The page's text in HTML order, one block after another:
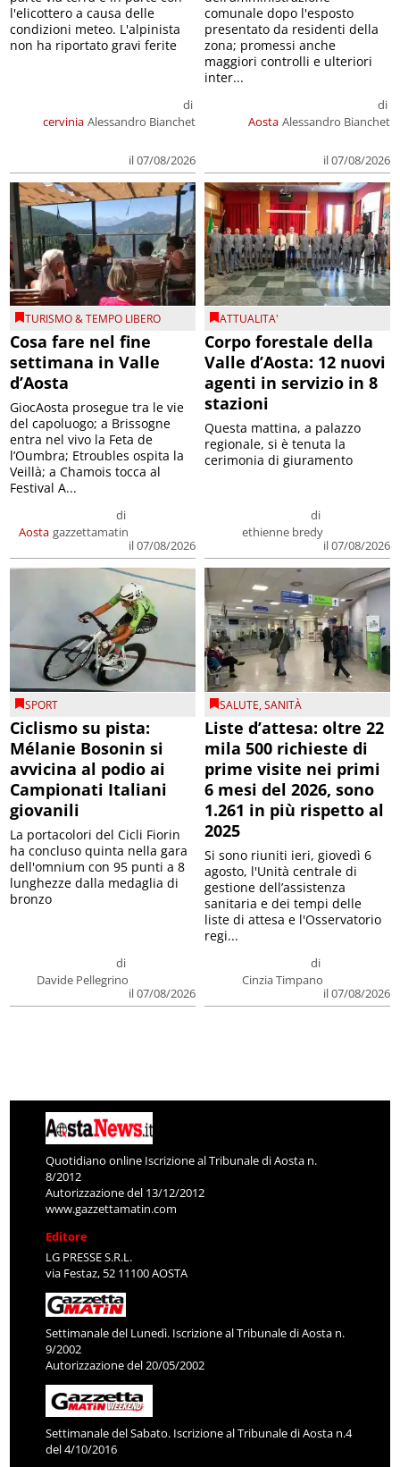
cervinia
di
Alessandro Bianchet
il 07/08/2026
l'elicottero a causa delle
condizioni meteo. L'alpinista
non ha riportato gravi ferite
Aosta
di
Alessandro Bianchet
il 07/08/2026
comunale dopo l'esposto
presentato da residenti della
zona; promessi anche
maggiori controlli e ulteriori
inter...
TURISMO & TEMPO LIBERO
Cosa fare nel fine
settimana in Valle
d’Aosta
Aosta
di
gazzettamatin
il 07/08/2026
GiocAosta prosegue tra le vie
del capoluogo; a Brissogne
entra nel vivo la Feta de
l’Oumbra; Etroubles ospita la
Veillà; a Chamois tocca al
Festival A...
ATTUALITA'
Corpo forestale della
Valle d’Aosta: 12 nuovi
agenti in servizio in 8
stazioni
di
ethienne bredy
il 07/08/2026
Questa mattina, a palazzo
regionale, si è tenuta la
cerimonia di giuramento
SPORT
Ciclismo su pista:
Mélanie Bosonin si
avvicina al podio ai
Campionati Italiani
giovanili
di
Davide Pellegrino
il 07/08/2026
La portacolori del Cicli Fiorin
ha concluso quinta nella gara
dell'omnium con 95 punti a 8
lunghezze dalla medaglia di
bronzo
SALUTE,SANITÀ
Liste d’attesa: oltre 22
mila 500 richieste di
prime visite nei primi
6 mesi del 2026, sono
1.261 in più rispetto al
2025
di
Cinzia Timpano
il 07/08/2026
Si sono riuniti ieri, giovedì 6
agosto, l'Unità centrale di
gestione dell’assistenza
sanitaria e dei tempi delle
liste di attesa e l'Osservatorio
regi...
Quotidiano online Iscrizione al Tribunale di Aosta n.
8/2012
Autorizzazione del 13/12/2012
www.gazzettamatin.com
Editore
LG PRESSE S.R.L.
via Festaz, 52 11100 AOSTA
Settimanale del Lunedì. Iscrizione al Tribunale di Aosta n.
9/2002
Autorizzazione del 20/05/2002
Settimanale del Sabato. Iscrizione al Tribunale di Aosta n.4
del 4/10/2016